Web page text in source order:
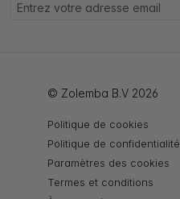
© Zolemba B.V 2026
Politique de cookies
Politique de confidentialité
Paramètres des cookies
Termes et conditions